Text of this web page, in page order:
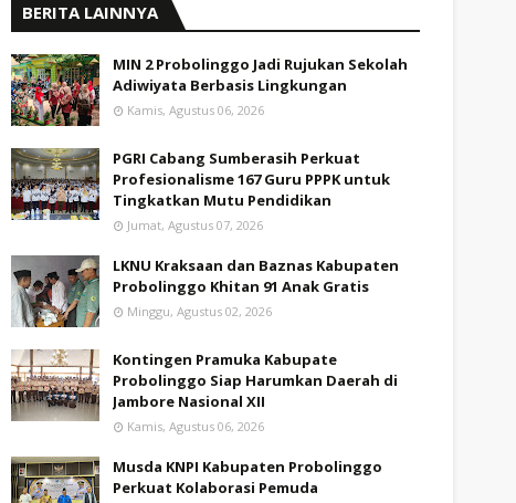
BERITA LAINNYA
MIN 2 Probolinggo Jadi Rujukan Sekolah
Adiwiyata Berbasis Lingkungan
Kamis, Agustus 06, 2026
PGRI Cabang Sumberasih Perkuat
Profesionalisme 167 Guru PPPK untuk
Tingkatkan Mutu Pendidikan
Jumat, Agustus 07, 2026
LKNU Kraksaan dan Baznas Kabupaten
Probolinggo Khitan 91 Anak Gratis
Minggu, Agustus 02, 2026
Kontingen Pramuka Kabupate
Probolinggo Siap Harumkan Daerah di
Jambore Nasional XII
Kamis, Agustus 06, 2026
Musda KNPI Kabupaten Probolinggo
Perkuat Kolaborasi Pemuda